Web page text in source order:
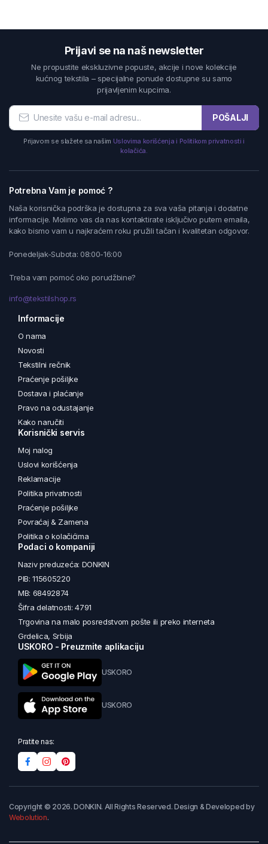
Prijavi se na naš newsletter
Ne propustite ekskluzivne popuste, akcije i nove kolekcije
kućnog tekstila – specijalne ponude dostupne su samo
prijavljenim kupcima.
POŠALJI
Prijavom se slažete sa našim Uslovima korišćenja i Politikom privatnosti i
kolačića.
Potrebna Vam je pomoć ?
Naša korisnička podrška je dostupna za sva vaša pitanja i dodatne
informacije. Molimo vas da nas kontaktirate isključivo putem emaila,
kako bismo vam u najkraćem roku pružili tačan i kvalitetan odgovor.
Ponedeljak-Subota: 08:00-16:00
Treba vam pomoć oko porudžbine?
info@tekstilshop.rs
Informacije
O nama
Novosti
Tekstilni rečnik
Praćenje pošiljke
Dostava i plaćanje
Pravo na odustajanje
Kako naručiti
Korisnički servis
Moj nalog
Uslovi korišćenja
Reklamacije
Politika privatnosti
Praćenje pošiljke
Povraćaj & Zamena
Politika o kolačićima
Podaci o kompaniji
Naziv preduzeća: DONKIN
PIB: 115605220
MB: 68492874
Šifra delatnosti: 4791
Trgovina na malo posredstvom pošte ili preko interneta
Grdelica, Srbija
USKORO - Preuzmite aplikaciju
USKORO
USKORO
Pratite nas:
Copyright © 2026. DONKIN. All Rights Reserved. Design & Developed by
Webolution.